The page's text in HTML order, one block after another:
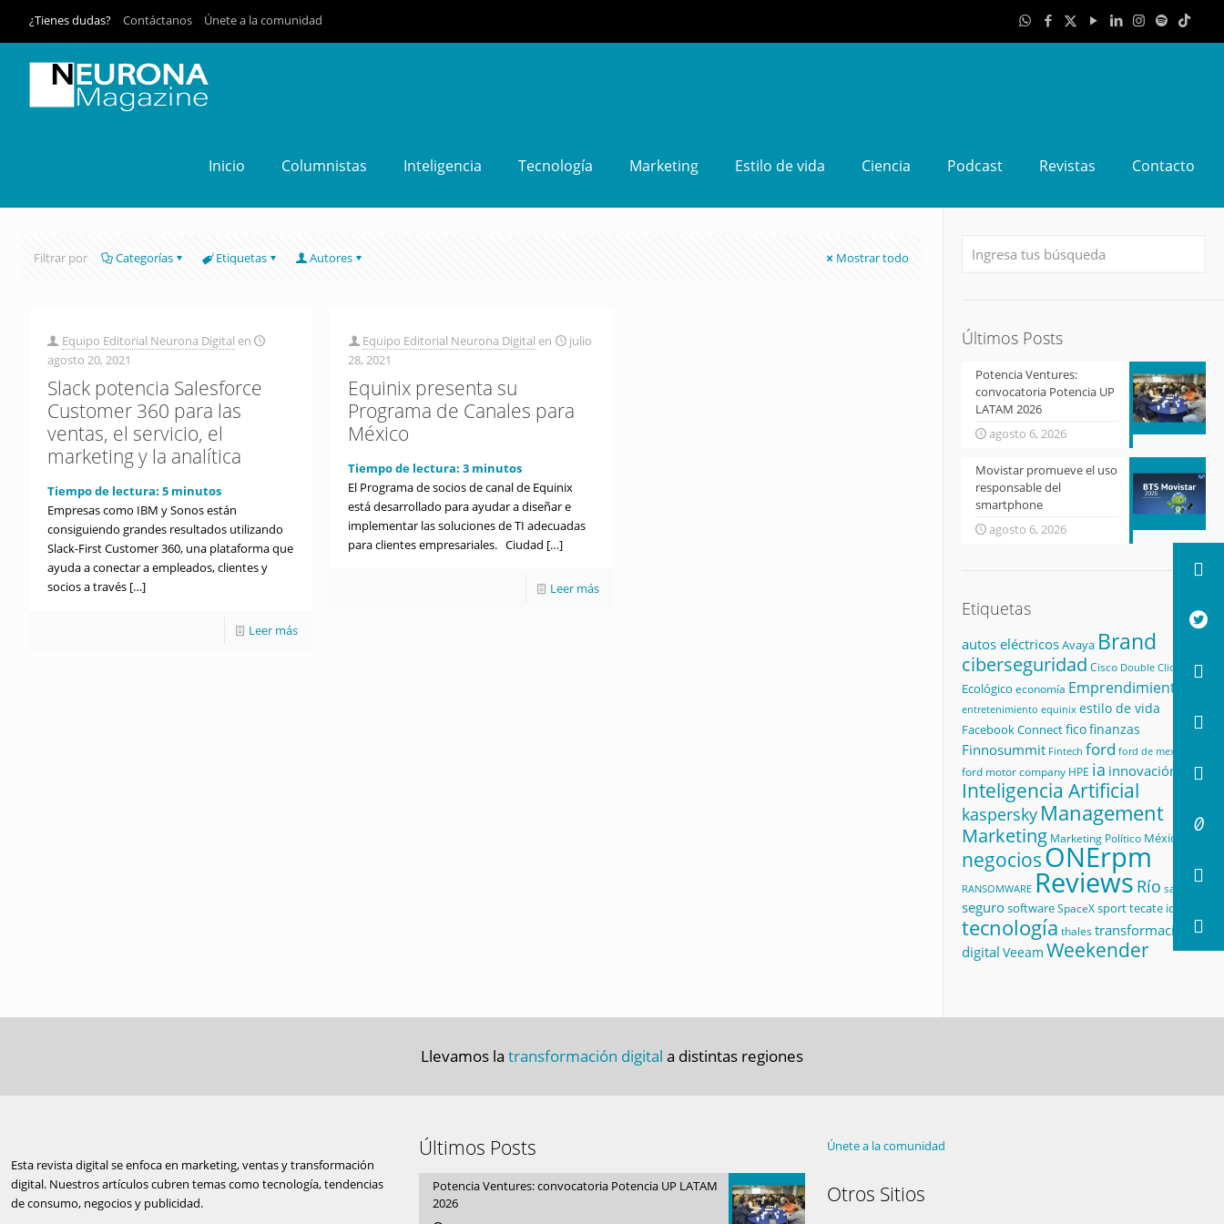
¿Tienes dudas? Contáctanos Únete a la comunidad
Inicio Columnistas Inteligencia Tecnología Marketing Estilo de vida Ciencia Podcast Revistas Contacto
Filtrar por Categorías Etiquetas Autores Mostrar todo
Equipo Editorial Neurona Digital en
agosto 20, 2021
Slack potencia Salesforce
Customer 360 para las
ventas, el servicio, el
marketing y la analítica
Tiempo de lectura: 5 minutos
Empresas como IBM y Sonos están
consiguiendo grandes resultados utilizando
Slack-First Customer 360, una plataforma que
ayuda a conectar a empleados, clientes y
socios a través[…]
Leer más
Equipo Editorial Neurona Digital en
julio
28, 2021
Equinix presenta su
Programa de Canales para
México
Tiempo de lectura:3 minutos
El Programa de socios de canal de Equinix
está desarrollado para ayudar a diseñar e
implementar las soluciones de TI adecuadas
para clientes empresariales. Ciudad […]
Leer más
Últimos Posts
Potencia Ventures:
convocatoria Potencia UP
LATAM 2026
agosto 6, 2026
Movistar promueve el uso
responsable del
smartphone
agosto 6, 2026
Etiquetas
autos eléctricosAvaya Brand
ciberseguridad Cisco Double Click
Ecológico economía Emprendimiento
entretenimiento equinix estilo de vida
Facebook Connectficofinanzas
Finnosummit Fintech ford ford de mexico
ford motor company HPE ia innovación
Inteligencia Artificial
kaspersky Management
Marketing Marketing Político México
negociosONErpm
RANSOMWARE Reviews Río salud
segurosoftwareSpaceXsporttecate id
tecnología thalestransformación
digital Veeam Weekender
Llevamos la transformación digital a distintas regiones
Esta revista digital se enfoca en marketing, ventas y transformación
digital. Nuestros artículos cubren temas como tecnología, tendencias
de consumo, negocios y publicidad.
Últimos Posts
Potencia Ventures: convocatoria Potencia UP LATAM
2026
Únete a la comunidad
Otros Sitios